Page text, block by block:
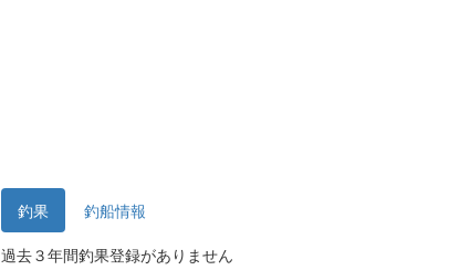
釣果
釣船情報
過去３年間釣果登録がありません